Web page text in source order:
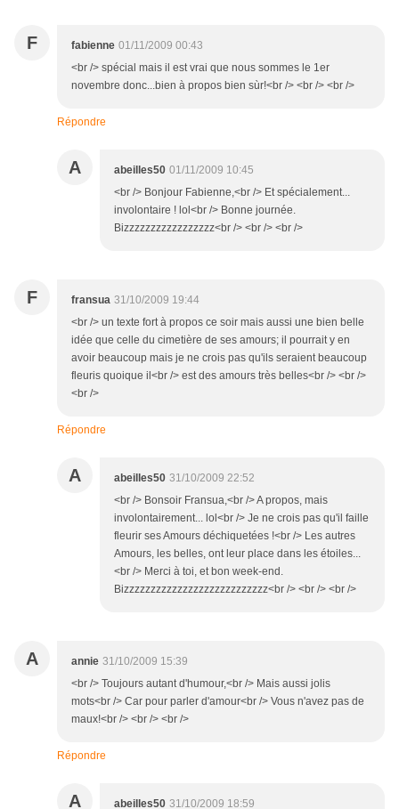
F fabienne 01/11/2009 00:43
<br /> spécial mais il est vrai que nous sommes le 1er
novembre donc...bien à propos bien sùr!<br /> <br /> <br />
Répondre
A abeilles50 01/11/2009 10:45
<br /> Bonjour Fabienne,<br /> Et spécialement...
involontaire ! lol<br /> Bonne journée.
Bizzzzzzzzzzzzzzzzz<br /> <br /> <br />
F fransua 31/10/2009 19:44
<br /> un texte fort à propos ce soir mais aussi une bien belle
idée que celle du cimetière de ses amours; il pourrait y en
avoir beaucoup mais je ne crois pas qu'ils seraient beaucoup
fleuris quoique il<br /> est des amours très belles<br /> <br />
<br />
Répondre
A abeilles50 31/10/2009 22:52
<br /> Bonsoir Fransua,<br /> A propos, mais
involontairement... lol<br /> Je ne crois pas qu'il faille
fleurir ses Amours déchiquetées !<br /> Les autres
Amours, les belles, ont leur place dans les étoiles...
<br /> Merci à toi, et bon week-end.
Bizzzzzzzzzzzzzzzzzzzzzzzzzzz<br /> <br /> <br />
A annie 31/10/2009 15:39
<br /> Toujours autant d'humour,<br /> Mais aussi jolis
mots<br /> Car pour parler d'amour<br /> Vous n'avez pas de
maux!<br /> <br /> <br />
Répondre
A abeilles50 31/10/2009 18:59